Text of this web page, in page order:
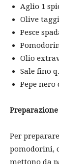
Aglio 1
Olive
Pesce
Olio
Sale fino
Pepe nero
Preparazione
Per
pomodorini,
mettono da